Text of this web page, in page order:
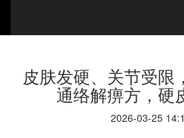
皮肤发硬、关节受限
通络解痹方，硬
2026-03-25